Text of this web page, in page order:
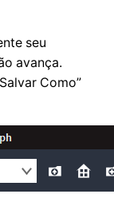
seu
avança.
Como”